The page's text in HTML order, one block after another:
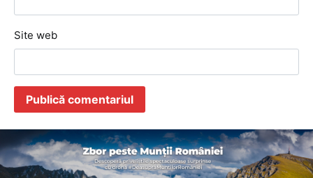
Site web